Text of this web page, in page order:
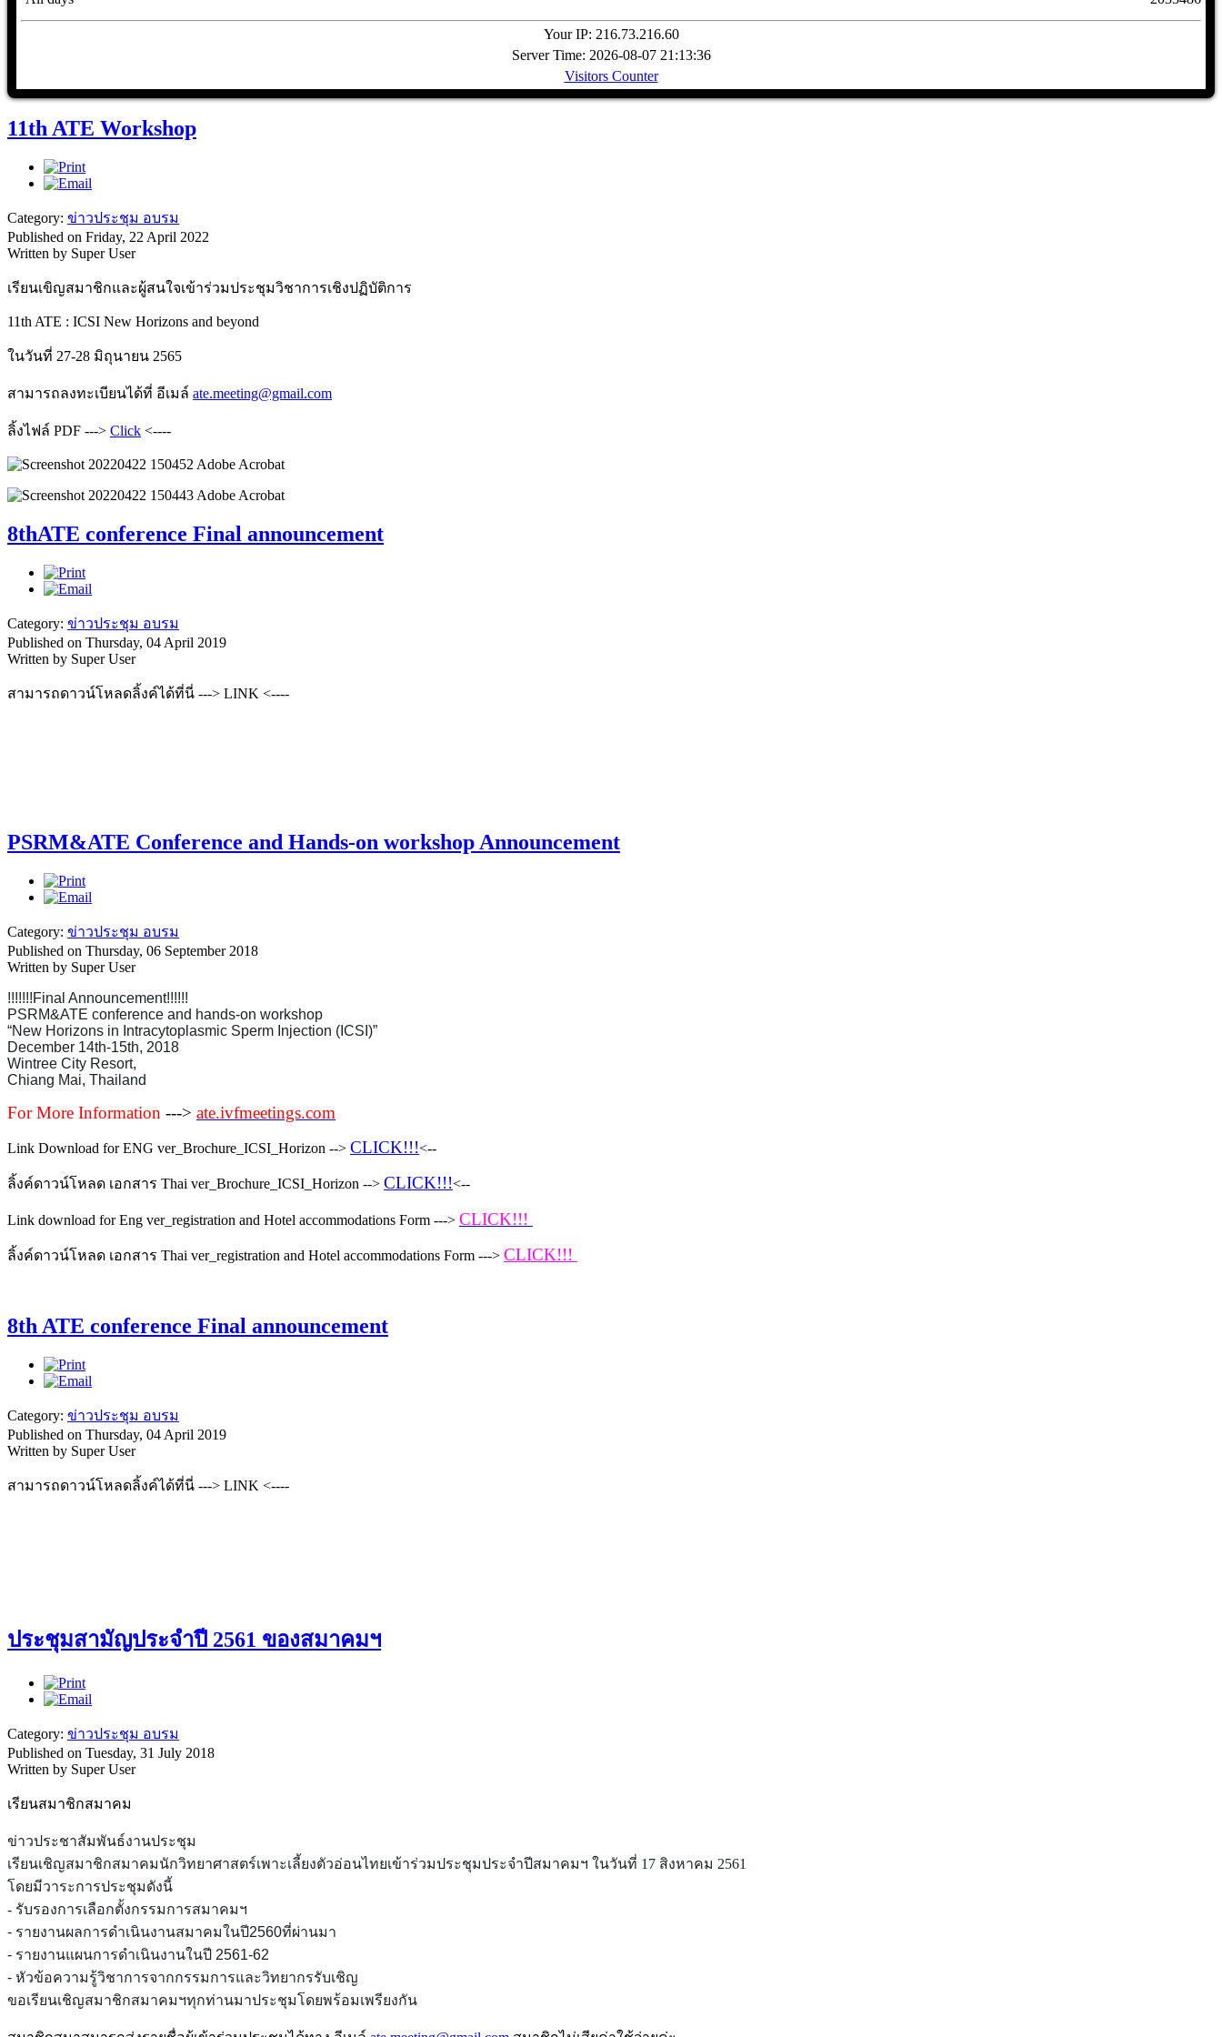
Your IP: 216.73.216.60
Server Time: 2026-08-07 21:13:36
Visitors Counter
11th ATE Workshop
Category: ข่าวประชุม อบรม
Published on Friday, 22 April 2022
Written by Super User
เรียนเขิญสมาชิกและผู้สนใจเข้าร่วมประชุมวิชาการเชิงปฏิบัติการ
11th ATE : ICSI New Horizons and beyond
ในวันที่ 27-28 มิถุนายน 2565
สามารถลงทะเบียนได้ที่ อีเมล์ ate.meeting@gmail.com
ลิ้งไฟล์ PDF ---> Click <----
8thATE conference Final announcement
Category: ข่าวประชุม อบรม
Published on Thursday, 04 April 2019
Written by Super User
สามารถดาวน์โหลดลิ้งค์ได้ที่นี่ ---> LINK <----
PSRM&ATE Conference and Hands-on workshop Announcement
Category: ข่าวประชุม อบรม
Published on Thursday, 06 September 2018
Written by Super User
!!!!!!!Final Announcement!!!!!!
PSRM&ATE conference and hands-on workshop
“New Horizons in Intracytoplasmic Sperm Injection (ICSI)”
December 14th-15th, 2018
Wintree City Resort,
Chiang Mai, Thailand
For More Information ---> ate.ivfmeetings.com
Link Download for ENG ver_Brochure_ICSI_Horizon --> CLICK!!!<--
ลิ้งค์ดาวน์โหลด เอกสาร Thai ver_Brochure_ICSI_Horizon --> CLICK!!!<--
Link download for Eng ver_registration and Hotel accommodations Form ---> CLICK!!!
ลิ้งค์ดาวน์โหลด เอกสาร Thai ver_registration and Hotel accommodations Form ---> CLICK!!!
8th ATE conference Final announcement
Category: ข่าวประชุม อบรม
Published on Thursday, 04 April 2019
Written by Super User
สามารถดาวน์โหลดลิ้งค์ได้ที่นี่ ---> LINK <----
ประชุมสามัญประจำปี 2561 ของสมาคมฯ
Category: ข่าวประชุม อบรม
Published on Tuesday, 31 July 2018
Written by Super User
เรียนสมาชิกสมาคม
ข่าวประชาสัมพันธ์งานประชุม
เรียนเชิญสมาชิกสมาคมนักวิทยาศาสตร์เพาะเลี้ยงตัวอ่อนไทยเข้าร่วมประชุมประจำปีสมาคมฯ ในวันที่ 17 สิงหาคม 2561
โดยมีวาระการประชุมดังนี้
- รับรองการเลือกตั้งกรรมการสมาคมฯ
- รายงานผลการดำเนินงานสมาคมในปี2560ที่ผ่านมา
- รายงานแผนการดำเนินงานในปี 2561-62
- หัวข้อความรู้วิชาการจากกรรมการและวิทยากรรับเชิญ
ขอเรียนเชิญสมาชิกสมาคมฯทุกท่านมาประชุมโดยพร้อมเพรียงกัน